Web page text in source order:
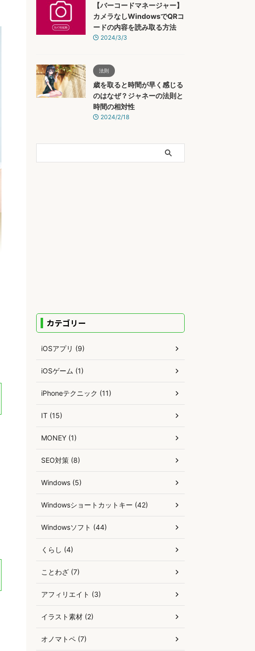
【バーコードマネージャー】
カメラなしWindowsでQRコ
ードの内容を読み取る方法
2024/3/3
法則
歳を取ると時間が早く感じる
のはなぜ？ジャネーの法則と
時間の相対性
2024/2/18
カテゴリー
iOSアプリ (9)
iOSゲーム (1)
iPhoneテクニック (11)
IT (15)
MONEY (1)
SEO対策 (8)
Windows (5)
Windowsショートカットキー (42)
Windowsソフト (44)
くらし (4)
ことわざ (7)
アフィリエイト (3)
イラスト素材 (2)
オノマトペ (7)